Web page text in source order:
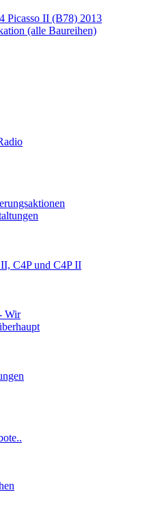
Picasso II (B78) 2013
(alle Baureihen)
C4P und C4P II
Wir